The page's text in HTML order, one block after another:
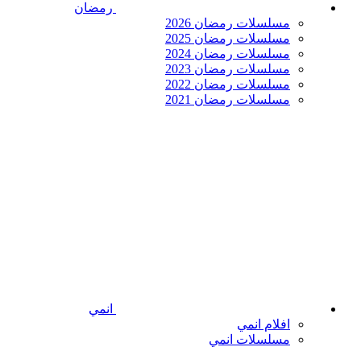
رمضان
مسلسلات رمضان 2026
مسلسلات رمضان 2025
مسلسلات رمضان 2024
مسلسلات رمضان 2023
مسلسلات رمضان 2022
مسلسلات رمضان 2021
انمي
افلام انمي
مسلسلات انمي